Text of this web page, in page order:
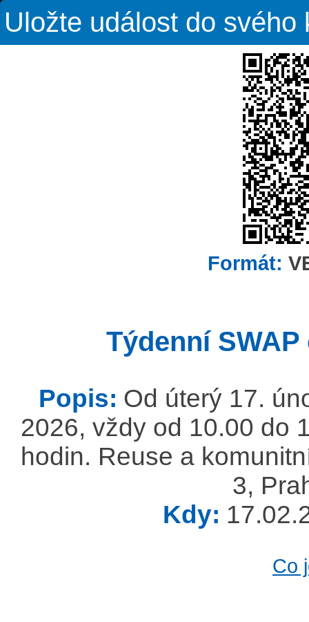
Uložte událost do
Formát:
Týdenní
Popis: Od úterý 17.
2026, vždy od 10.00 do
hodin. Reuse a
3,
Kdy:
Co